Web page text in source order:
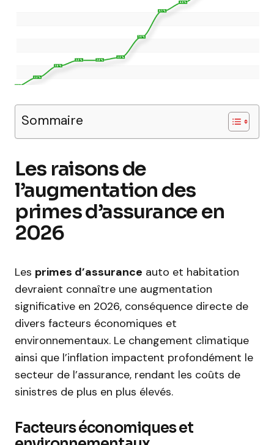
Sommaire
Les raisons de
l’augmentation des
primes d’assurance en
2026
Les primes d’assurance auto et habitation
devraient connaître une augmentation
significative en 2026, conséquence directe de
divers facteurs économiques et
environnementaux. Le changement climatique
ainsi que l’inflation impactent profondément le
secteur de l’assurance, rendant les coûts de
sinistres de plus en plus élevés.
Facteurs économiques et